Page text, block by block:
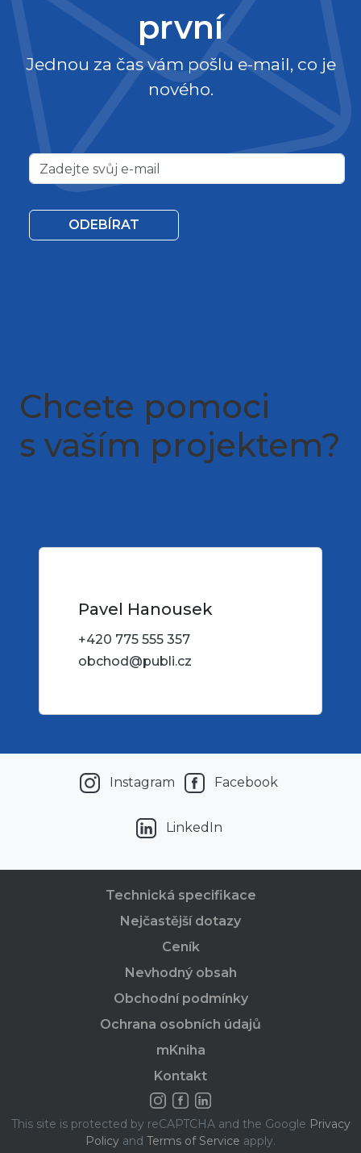
první
Jednou za čas vám pošlu e-mail, co je
nového.
ODEBÍRAT
Chcete pomoci
s vaším projektem?
Pavel Hanousek
+420 775 555 357
obchod@publi.cz
Instagram Facebook
LinkedIn
Technická specifikace
Nejčastější dotazy
Ceník
Nevhodný obsah
Obchodní podmínky
Ochrana osobních údajů
mKniha
Kontakt
This site is protected by reCAPTCHA and the Google Privacy
Policy and Terms of Service apply.